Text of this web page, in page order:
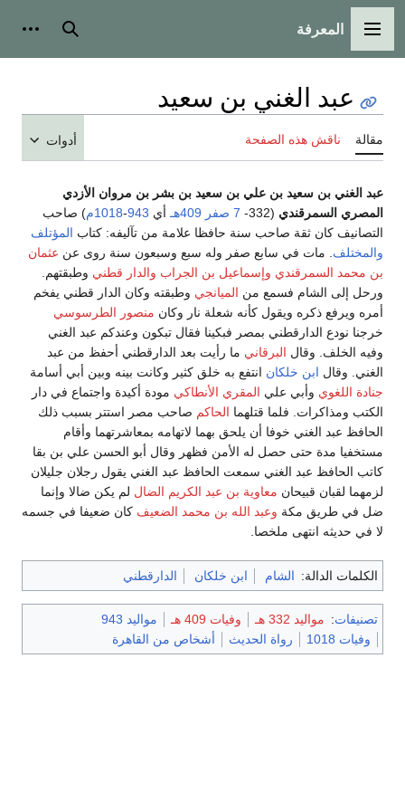
القائمة الرئيسية
المعرفة بحث
عبد الغني بن سعيد
مقالة ناقش هذه الصفحة أدوات
عبد الغني بن سعيد بن علي بن سعيد بن بشر بن مروان الأزدي
المصري السمرقندي (332- 7 صفر 409هـ أي 943
-1018م
) صاحب
التصانيف كان ثقة صاحب سنة حافظا علامة من تآليفه: كتاب المؤتلف
والمختلف . مات في سابع صفر وله سبع وسبعون سنة روى عن عثمان
بن محمد السمرقندي وإسماعيل بن الجراب والدار قطني وطبقتهم.
ورحل إلى الشام فسمع من الميانجي وطبقته وكان الدار قطني يفخم
أمره ويرفع ذكره ويقول كأنه شعلة نار وكان منصور الطرسوسي
خرجنا نودع الدارقطني بمصر فبكينا فقال تبكون وعندكم عبد الغني
وفيه الخلف. وقال البرقاني ما رأيت بعد الدارقطني أحفظ من عبد
الغني. وقال ابن خلكان انتفع به خلق كثير وكانت بينه وبين أبي أسامة
جنادة اللغوي وأبي علي المقري الأنطاكي مودة أكيدة واجتماع في دار
الكتب ومذاكرات. فلما قتلهما الحاكم صاحب مصر استتر بسبب ذلك
الحافظ عبد الغني خوفا أن يلحق بهما لاتهامه بمعاشرتهما وأقام
مستخفيا مدة حتى حصل له الأمن فظهر وقال أبو الحسن علي بن بقا
كاتب الحافظ عبد الغني سمعت الحافظ عبد الغني يقول رجلان جليلان
لزمهما لقبان قبيحان معاوية بن عبد الكريم الضال لم يكن ضالا وإنما
ضل في طريق مكة وعبد الله بن محمد الضعيف كان ضعيفا في جسمه
لا في حديثه انتهى ملخصا.
الكلمات الدالة: الشام ابن خلكان الدارقطني
تصنيفات: مواليد 332 هـ وفيات 409 هـ
مواليد 943
وفيات 1018
رواة الحديث أشخاص من القاهرة